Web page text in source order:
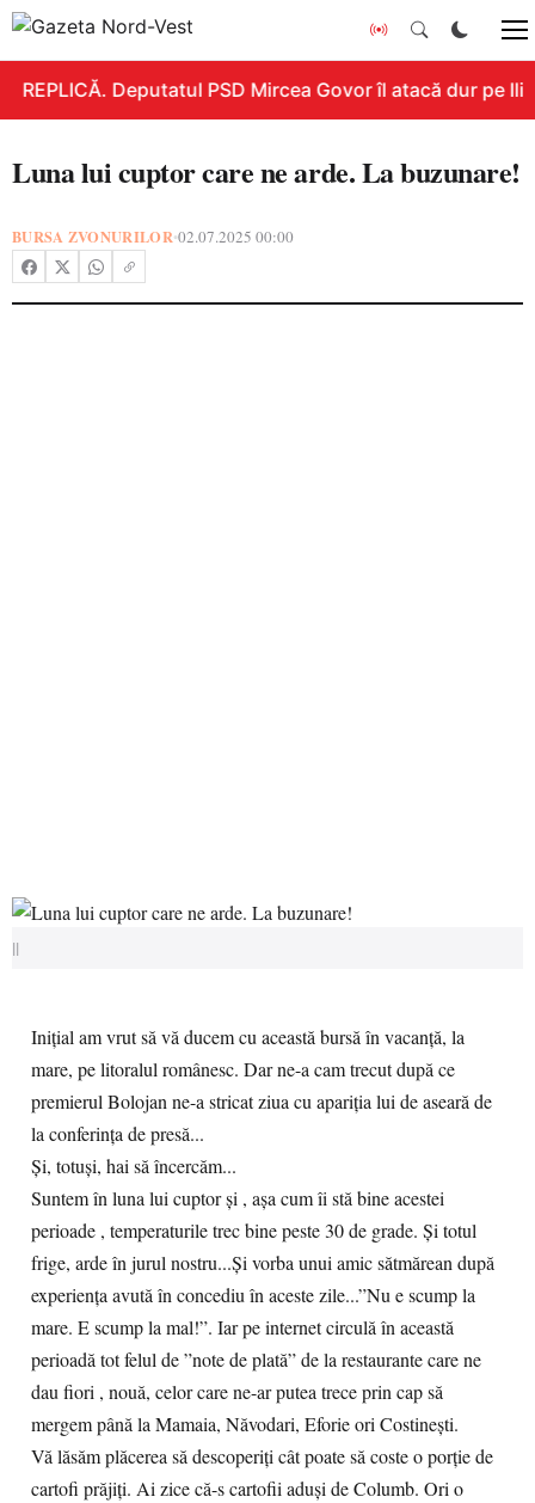
REPLICĂ. Deputatul PSD Mircea Govor îl atacă dur pe
Luna lui cuptor care ne arde. La buzunare!
BURSA ZVONURILOR•02.07.2025 00:00
||
Inițial am vrut să vă ducem cu această bursă în vacanță, la
mare, pe litoralul românesc. Dar ne-a cam trecut după ce
premierul Bolojan ne-a stricat ziua cu apariția lui de aseară de
la conferința de presă...
Și, totuși, hai să încercăm...
Suntem în luna lui cuptor și , așa cum îi stă bine acestei
perioade , temperaturile trec bine peste 30 de grade. Și totul
frige, arde în jurul nostru...Și vorba unui amic sătmărean după
experiența avută în concediu în aceste zile...”Nu e scump la
mare. E scump la mal!”. Iar pe internet circulă în această
perioadă tot felul de ”note de plată” de la restaurante care ne
dau fiori , nouă, celor care ne-ar putea trece prin cap să
mergem până la Mamaia, Năvodari, Eforie ori Costinești.
Vă lăsăm plăcerea să descoperiți cât poate să coste o porție de
cartofi prăjiți. Ai zice că-s cartofii aduși de Columb. Ori o